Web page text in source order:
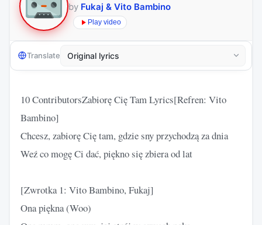
by Fukaj & Vito Bambino
Play video
Translate
10 ContributorsZabiorę Cię Tam Lyrics[Refren: Vito
Bambino]
Chcesz, zabiorę Cię tam, gdzie sny przychodzą za dnia
Weź co mogę Ci dać, piękno się zbiera od lat
[Zwrotka 1: Vito Bambino, Fukaj]
Ona piękna (Woo)